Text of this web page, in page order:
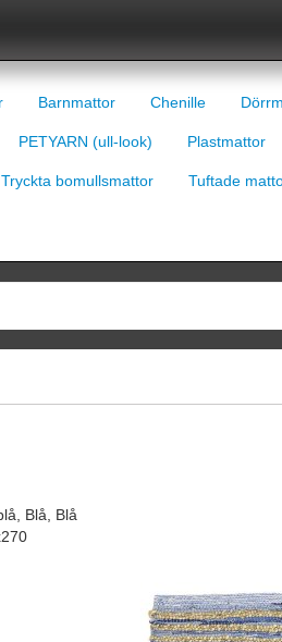
Barnmattor Chenille
PETYARN (ull-look) Plastmattor
Tryckta bomullsmattor Tuftade
Blå, Blå